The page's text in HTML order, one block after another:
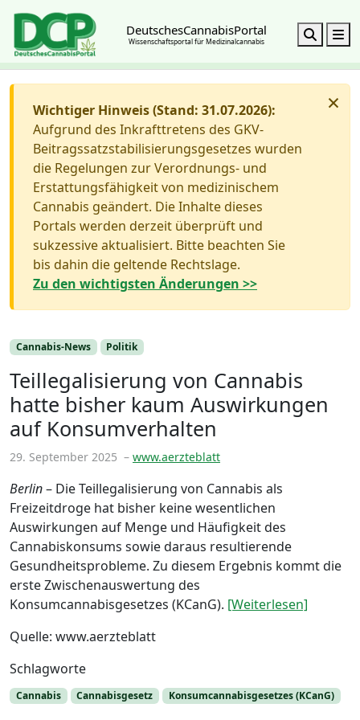
DeutschesCannabisPortal
Wissenschaftsportal für Medizinalcannabis Search
×
Wichtiger Hinweis (Stand: 31.07.2026):
Aufgrund des Inkrafttretens des GKV-
Beitragssatzstabilisierungsgesetzes wurden
die Regelungen zur Verordnungs- und
Erstattungsfähigkeit von medizinischem
Cannabis geändert. Die Inhalte dieses
Portals werden derzeit überprüft und
sukzessive aktualisiert. Bitte beachten Sie
bis dahin die geltende Rechtslage.
Zu den wichtigsten Änderungen >>
Cannabis-News Politik
Teillegalisierung von Cannabis
hatte bisher kaum Auswirkungen
auf Konsumverhalten
29. September 2025 – www.aerzteblatt
Berlin– Die Teillegalisierung von Cannabis als
Freizeitdroge hat bisher keine wesentlichen
Auswirkungen auf Menge und Häufigkeit des
Cannabiskonsums sowie daraus resultierende
Gesundheitsprobleme. Zu diesem Ergebnis kommt die
erste Zwischenauswertung des
Konsumcannabisgesetzes (KCanG). [Weiterlesen]
Quelle: www.aerzteblatt
Schlagworte
Cannabis Cannabisgesetz Konsumcannabisgesetzes (KCanG)